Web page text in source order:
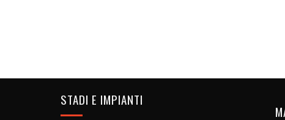
STADI E IMPIANTI